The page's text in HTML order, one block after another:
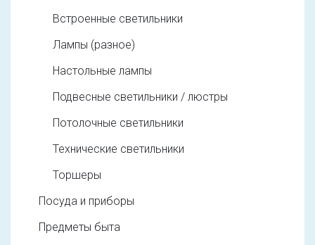
Встроенные светильники
Лампы (разное)
Настольные лампы
Подвесные светильники / люстры
Потолочные светильники
Технические светильники
Торшеры
Посуда и приборы
Предметы быта